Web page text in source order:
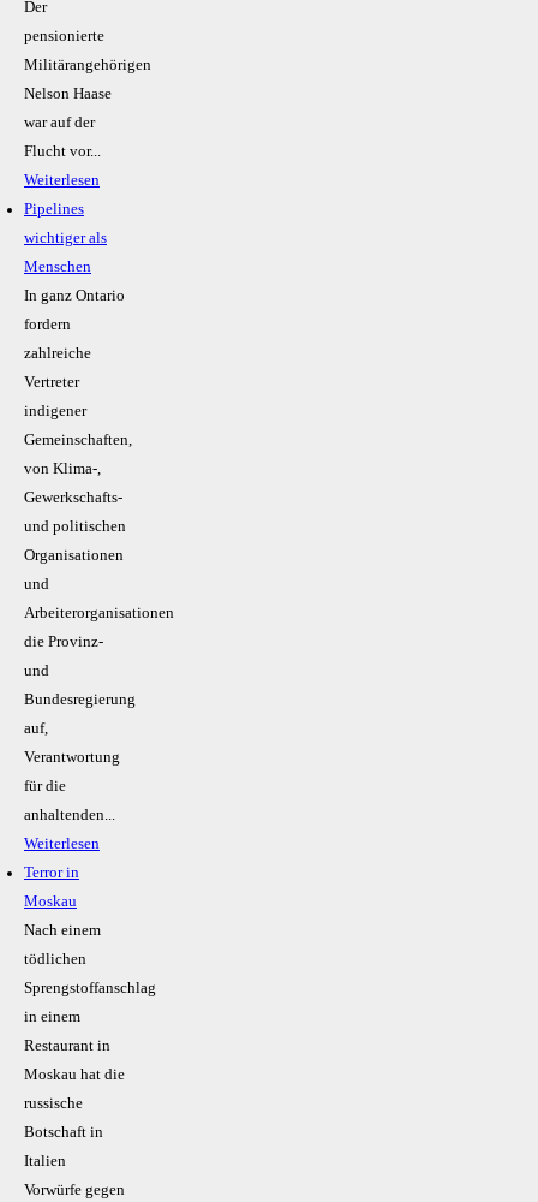
Der
pensionierte
Militärangehörigen
Nelson Haase
war auf der
Flucht vor...
Weiterlesen
Pipelines
wichtiger als
Menschen
In ganz Ontario
fordern
zahlreiche
Vertreter
indigener
Gemeinschaften,
von Klima-,
Gewerkschafts-
und politischen
Organisationen
und
Arbeiterorganisationen
die Provinz-
und
Bundesregierung
auf,
Verantwortung
für die
anhaltenden...
Weiterlesen
Terror in
Moskau
Nach einem
tödlichen
Sprengstoffanschlag
in einem
Restaurant in
Moskau hat die
russische
Botschaft in
Italien
Vorwürfe gegen